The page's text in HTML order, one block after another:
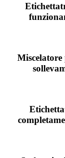
Miscelatore